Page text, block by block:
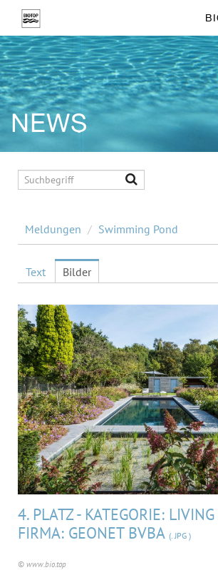
NEWS
Living Pool
Swimming Pond
MEDIA
ÜBER UNS
KONTAKT
Meldungen / Swimming Pond
Text Bilder
4. PLATZ - KATEGORIE:
FIRMA: GEONET BVBA (. JPG )
© www.bio.top